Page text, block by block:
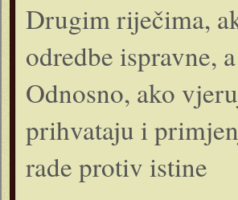
Drugim riječima,
odredbe ispravne,
Odnosno, ako
prihvataju i
rade protiv istine